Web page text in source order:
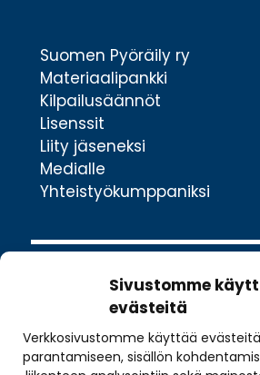
Sivustomme
evästeitä
Verkkosivustomme käyttää
parantamiseen, sisällön
Suomen Pyöräily ry
Materiaalipankki
Kilpailusäännöt
Lisenssit
Liity jäseneksi
Medialle
Yhteistyökumppaniksi
Valimotie 10